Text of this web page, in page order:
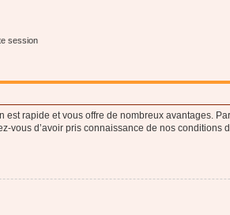
session
est rapide et vous offre de nombreux avantages.
vous d’avoir pris connaissance de nos